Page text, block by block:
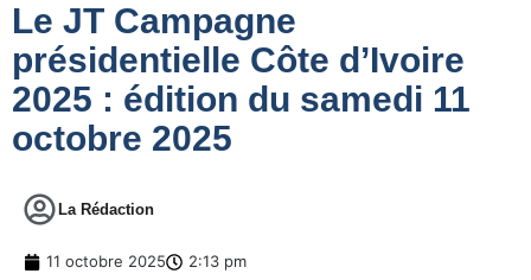
Le JT Campagne
présidentielle Côte d’Ivoire
2025 : édition du samedi 11
octobre 2025
La Rédaction
11 octobre 2025 2:13 pm